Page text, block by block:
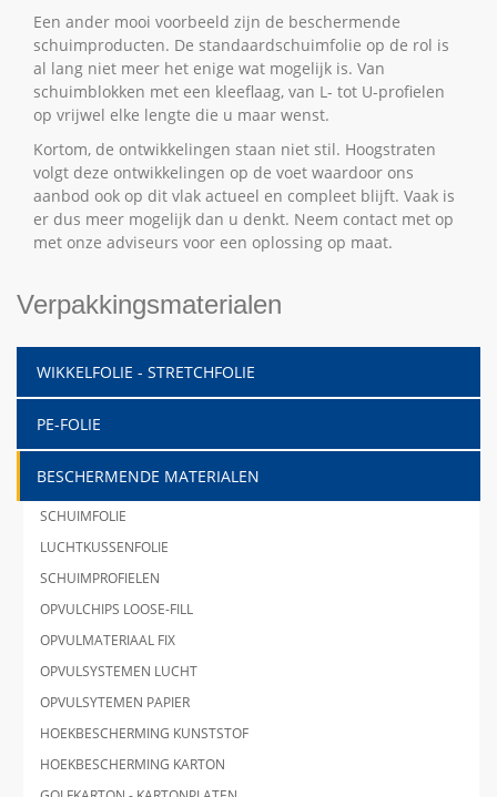
Een ander mooi voorbeeld zijn de beschermende
schuimproducten. De standaardschuimfolie op de rol is
al lang niet meer het enige wat mogelijk is. Van
schuimblokken met een kleeflaag, van L- tot U-profielen
op vrijwel elke lengte die u maar wenst.
Kortom, de ontwikkelingen staan niet stil. Hoogstraten
volgt deze ontwikkelingen op de voet waardoor ons
aanbod ook op dit vlak actueel en compleet blijft. Vaak is
er dus meer mogelijk dan u denkt. Neem contact met op
met onze adviseurs voor een oplossing op maat.
Verpakkingsmaterialen
WIKKELFOLIE - STRETCHFOLIE
PE-FOLIE
BESCHERMENDE MATERIALEN
SCHUIMFOLIE
LUCHTKUSSENFOLIE
SCHUIMPROFIELEN
OPVULCHIPS LOOSE-FILL
OPVULMATERIAAL FIX
OPVULSYSTEMEN LUCHT
OPVULSYTEMEN PAPIER
HOEKBESCHERMING KUNSTSTOF
HOEKBESCHERMING KARTON